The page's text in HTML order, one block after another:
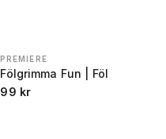
PREMIERE
Fölgrimma Fun | Föl
99 kr